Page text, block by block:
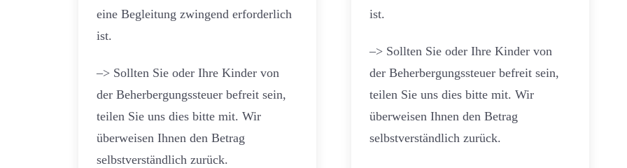
eine Begleitung zwingend erforderlich
ist.
–> Sollten Sie oder Ihre Kinder von
der Beherbergungssteuer befreit sein,
teilen Sie uns dies bitte mit. Wir
überweisen Ihnen den Betrag
selbstverständlich zurück.
ist.
–> Sollten Sie oder Ihre Kinder von
der Beherbergungssteuer befreit sein,
teilen Sie uns dies bitte mit. Wir
überweisen Ihnen den Betrag
selbstverständlich zurück.